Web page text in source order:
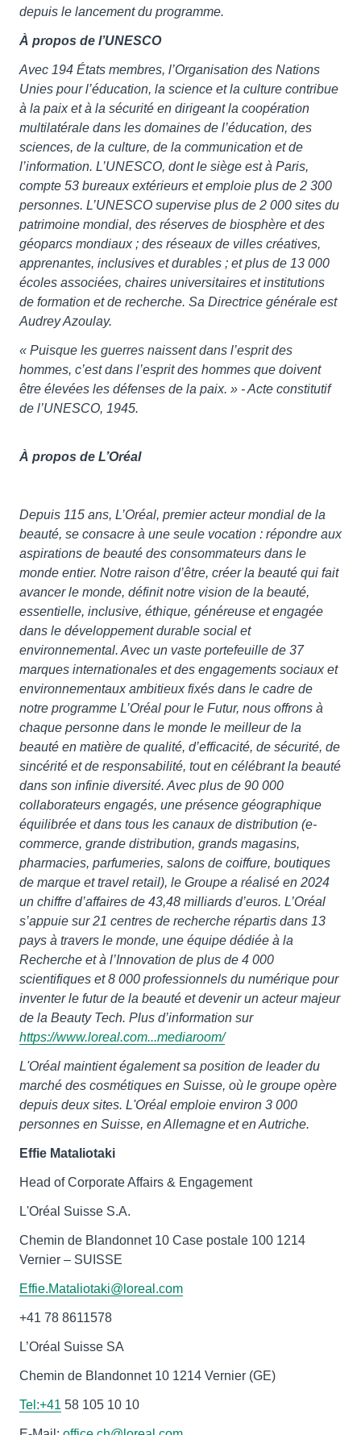
depuis le lancement du programme.
À propos de l’UNESCO
Avec 194 États membres, l’Organisation des Nations
Unies pour l’éducation, la science et la culture contribue
à la paix et à la sécurité en dirigeant la coopération
multilatérale dans les domaines de l’éducation, des
sciences, de la culture, de la communication et de
l’information. L’UNESCO, dont le siège est à Paris,
compte 53 bureaux extérieurs et emploie plus de 2 300
personnes. L’UNESCO supervise plus de 2 000 sites du
patrimoine mondial, des réserves de biosphère et des
géoparcs mondiaux ; des réseaux de villes créatives,
apprenantes, inclusives et durables ; et plus de 13 000
écoles associées, chaires universitaires et institutions
de formation et de recherche. Sa Directrice générale est
Audrey Azoulay.
« Puisque les guerres naissent dans l’esprit des
hommes, c’est dans l’esprit des hommes que doivent
être élevées les défenses de la paix. » - Acte constitutif
de l’UNESCO, 1945.
Depuis 115 ans, L’Oréal, premier acteur mondial de la
beauté, se consacre à une seule vocation : répondre aux
aspirations de beauté des consommateurs dans le
monde entier. Notre raison d’être, créer la beauté qui fait
avancer le monde, définit notre vision de la beauté,
essentielle, inclusive, éthique, généreuse et engagée
dans le développement durable social et
environnemental. Avec un vaste portefeuille de 37
marques internationales et des engagements sociaux et
environnementaux ambitieux fixés dans le cadre de
notre programme L’Oréal pour le Futur, nous offrons à
chaque personne dans le monde le meilleur de la
beauté en matière de qualité, d’efficacité, de sécurité, de
sincérité et de responsabilité, tout en célébrant la beauté
dans son infinie diversité. Avec plus de 90 000
collaborateurs engagés, une présence géographique
équilibrée et dans tous les canaux de distribution (e-
commerce, grande distribution, grands magasins,
pharmacies, parfumeries, salons de coiffure, boutiques
de marque et travel retail), le Groupe a réalisé en 2024
un chiffre d’affaires de 43,48 milliards d’euros. L’Oréal
s’appuie sur 21 centres de recherche répartis dans 13
pays à travers le monde, une équipe dédiée à la
Recherche et à l’Innovation de plus de 4 000
scientifiques et 8 000 professionnels du numérique pour
inventer le futur de la beauté et devenir un acteur majeur
de la Beauty Tech. Plus d’information sur
https://www.loreal.com...mediaroom/
L'Oréal maintient également sa position de leader du
marché des cosmétiques en Suisse, où le groupe opère
depuis deux sites. L'Oréal emploie environ 3 000
personnes en Suisse, en Allemagne et en Autriche.
Effie Mataliotaki
Head of Corporate Affairs & Engagement
L'Oréal Suisse S.A.
Chemin de Blandonnet 10 Case postale 100 1214
Vernier – SUISSE
Effie.Mataliotaki@loreal.com
+41 78 8611578
L’Oréal Suisse SA
Chemin de Blandonnet 10 1214 Vernier (GE)
Tel:+41 58 105 10 10